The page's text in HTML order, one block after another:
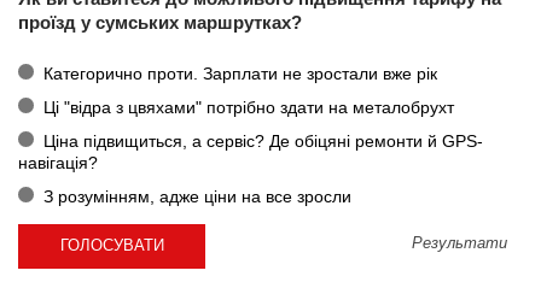
проїзд у сумських маршрутках?
Категорично проти. Зарплати не зростали вже рік
Ці "відра з цвяхами" потрібно здати на металобрухт
Ціна підвищиться, а сервіс? Де обіцяні ремонти й GPS-
навігація?
З розумінням, адже ціни на все зросли
Результати